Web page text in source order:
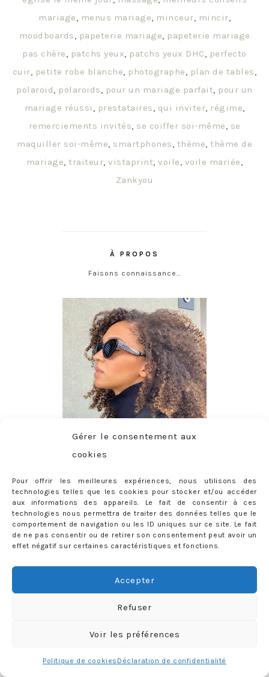
Gérer le consentement aux
cookies
Pour offrir les meilleures expériences, nous utilisons des
technologies telles que les cookies pour stocker et/ou accéder
aux informations des appareils. Le fait de consentir à ces
technologies nous permettra de traiter des données telles que le
comportement de navigation ou les ID uniques sur ce site. Le fait
de ne pas consentir ou de retirer son consentement peut avoir un
effet négatif sur certaines caractéristiques et fonctions.
Accepter
Refuser
Voir les préférences
Politique de cookies Déclaration de confidentialité
mariage, menus mariage, minceur, mincir,
moodboards, papeterie mariage, papeterie mariage
pas chère, patchs yeux, patchs yeux DHC, perfecto
cuir, petite robe blanche, photographe, plan de tables,
polaroid, polaroids, pour un mariage parfait, pour un
mariage réussi , prestataires, qui inviter, régime,
remerciements invités, se coiffer soi-même, se
maquiller soi-même, smartphones, thème, thème de
mariage,traiteur,vistaprint,voile, voile mariée,
Zankyou
À PROPOS
Faisons connaissance…
CONTACT
priscilla@mercredie.com
mercredie